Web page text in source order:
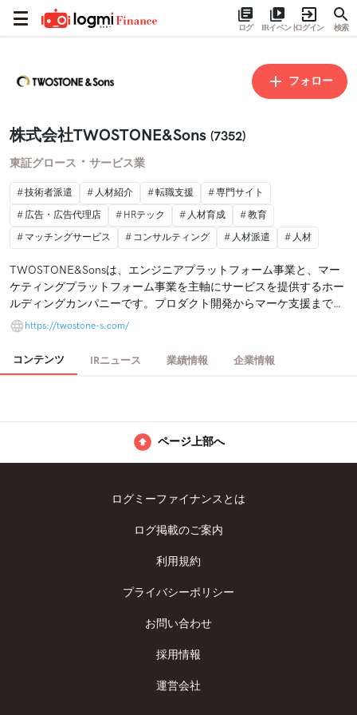
ログ IRイベントログイン 検索
フォロー
株式会社TWOSTONE&Sons (7352)
東証グロース ・ サービス業
技術者派遣 人材紹介 転職支援
専門サイト
広告・広告代理店
HRテック 人材育成
教育
マッチングサービス
コンサルティング 人材派遣 人材
TWOSTONE&Sonsは、エンジニアプラットフォーム事業と、マー
ケティングプラットフォーム事業を主軸にサービスを提供するホー
ルディングカンパニーです。プロダクト開発からマーケ支援まで、
ITやDXに関する企業のあらゆる課題を解決するためサービスを展開
しております。
https://twostone-s.com/
コンテンツ IRニュース 業績情報 企業情報
ページ上部へ
ログミーファイナンスとは
ログ掲載のご案内
利用規約
プライバシーポリシー
お問い合わせ
採用情報
運営会社